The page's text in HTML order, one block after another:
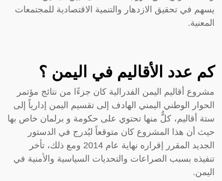
يسهم في تحقيق الازدهار والتنمية الاقتصادية للمجتمعات
المعنية.
كم عدد الأقاليم في اليمن ؟
مشروع أقاليم اليمن الفدرالية كان جزءًا من نتائج مؤتمر
الحوار الوطني اليمني الهادف إلى تقسيم اليمن إدارياً إلى
ستة أقاليم، كلٌّ منها تحتوي على حكومة و برلمان خاص بها
حيث أن هذا المشروع كان متوقعاً ليُدرج في الدستور
الجديد المقرر إقراره نهاية عام 2014 ومع ذلك، تأخر
تنفيذه بسبب الصراعات والتحديات السياسية والأمنية في
اليمن.